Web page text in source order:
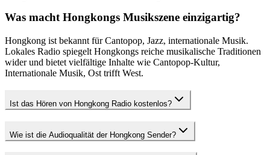
Was macht Hongkongs Musikszene einzigartig?
Hongkong ist bekannt für Cantopop, Jazz, internationale Musik.
Lokales Radio spiegelt Hongkongs reiche musikalische Traditionen
wider und bietet vielfältige Inhalte wie Cantopop-Kultur,
Internationale Musik, Ost trifft West.
Ist das Hören von Hongkong Radio kostenlos?
Wie ist die Audioqualität der Hongkong Sender?